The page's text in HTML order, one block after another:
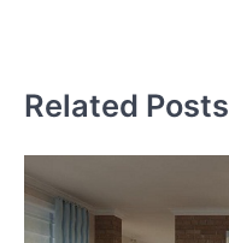
Related Posts